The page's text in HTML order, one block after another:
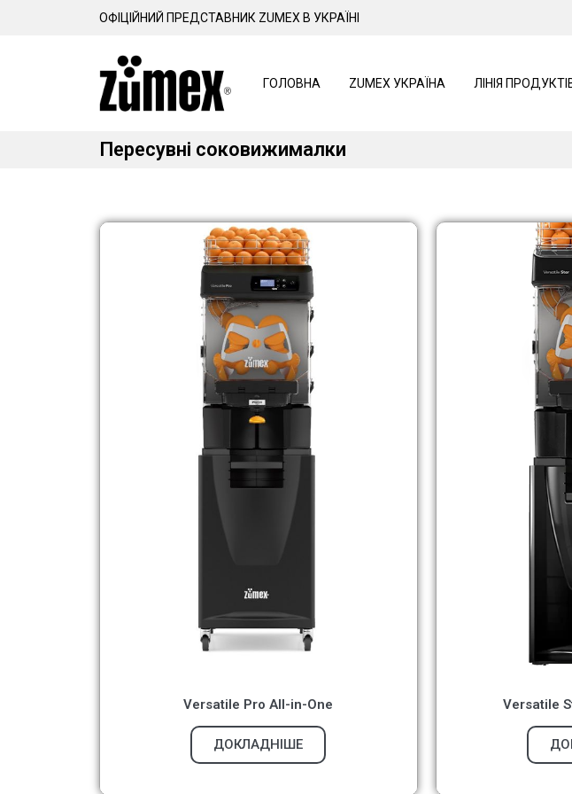
ОФІЦІЙНИЙ ПРЕДСТАВНИК ZUMEX В УКРАЇНІ
ГОЛОВНА ZUMEX УКРАЇНА ЛІНІЯ
Пересувні соковижималки
Versatile Pro All-in-One
ДОКЛАДНІШЕ
Versatile